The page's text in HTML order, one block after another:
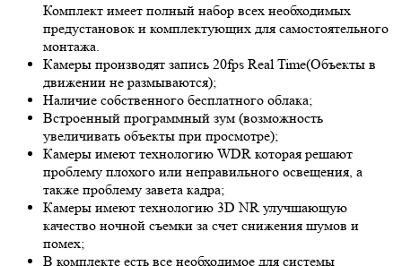
Комплект имеет полный набор всех необходимых
предустановок и комплектующих для самостоятельного
монтажа.
Камеры производят запись 20fps Real Time(Объекты в
движении не размываются);
Наличие собственного бесплатного облака;
Встроенный программный зум (возможность
увеличивать объекты при просмотре);
Камеры имеют технологию WDR которая решают
проблему плохого или неправильного освещения, а
также проблему завета кадра;
Камеры имеют технологию 3D NR улучшающую
качество ночной съемки за счет снижения шумов и
помех;
В комплекте есть все необходимое для системы